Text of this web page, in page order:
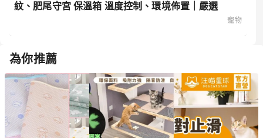
紋、肥尾守宮 保溫箱 溫度控制、環境佈置｜嚴選
寵物
為你推薦